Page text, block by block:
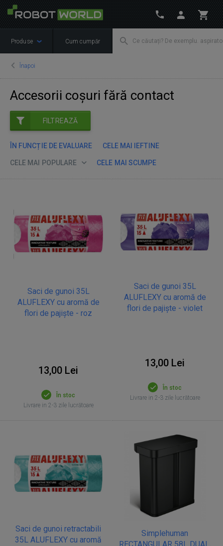
Produse Cum cumpăr
Înapoi
Accesorii coșuri fără contact
FILTREAZĂ
ÎN FUNCȚIE DE EVALUARE CELE MAI IEFTINE
CELE MAI POPULARE CELE MAI SCUMPE
Saci de gunoi 35L
ALUFLEXY cu aromă de
flori de pajiște - roz
13,00 Lei
În stoc
Livrare in 2-3 zile lucrătoare
Saci de gunoi 35L
ALUFLEXY cu aromă de
flori de pajiște - violet
13,00 Lei
În stoc
Livrare in 2-3 zile lucrătoare
Saci de gunoi retractabili
35L ALUFLEXY cu aromă
Simplehuman